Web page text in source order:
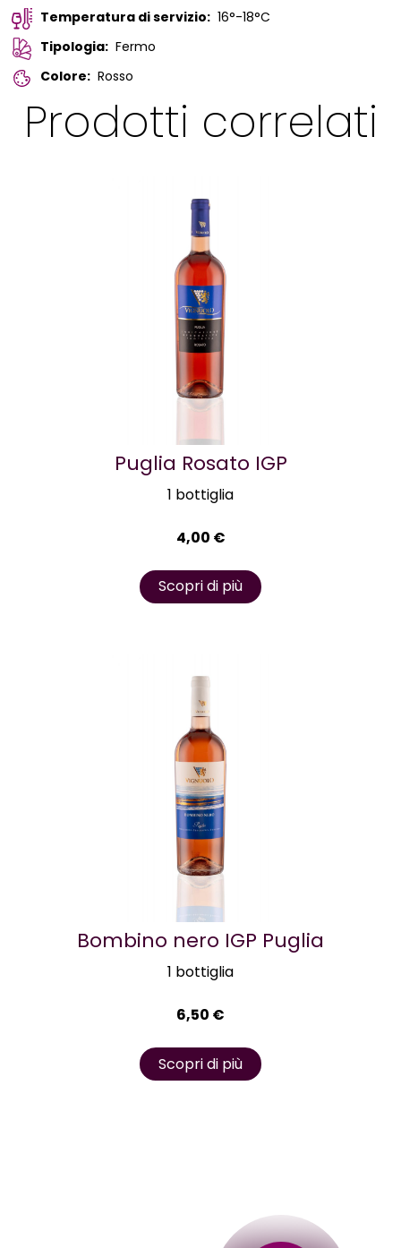
Temperatura di servizio: 16°-18°C
Tipologia: Fermo
Colore: Rosso
Prodotti correlati
Puglia Rosato IGP
1 bottiglia
4,00 €
Scopri di più
Bombino nero IGP Puglia
1 bottiglia
6,50 €
Scopri di più